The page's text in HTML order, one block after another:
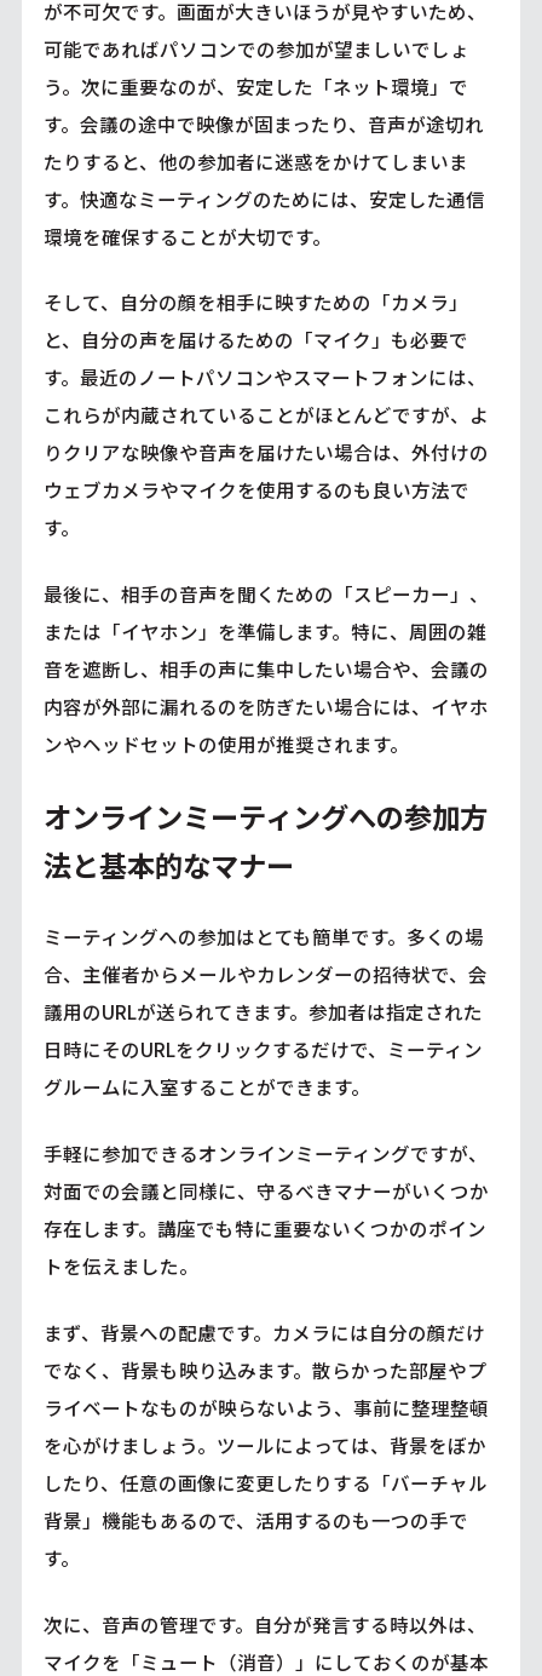
が不可欠です。画面が大きいほうが見やすいため、
可能であればパソコンでの参加が望ましいでしょ
う。次に重要なのが、安定した「ネット環境」で
す。会議の途中で映像が固まったり、音声が途切れ
たりすると、他の参加者に迷惑をかけてしまいま
す。快適なミーティングのためには、安定した通信
環境を確保することが大切です。
そして、自分の顔を相手に映すための「カメラ」
と、自分の声を届けるための「マイク」も必要で
す。最近のノートパソコンやスマートフォンには、
これらが内蔵されていることがほとんどですが、よ
りクリアな映像や音声を届けたい場合は、外付けの
ウェブカメラやマイクを使用するのも良い方法で
す。
最後に、相手の音声を聞くための「スピーカー」、
または「イヤホン」を準備します。特に、周囲の雑
音を遮断し、相手の声に集中したい場合や、会議の
内容が外部に漏れるのを防ぎたい場合には、イヤホ
ンやヘッドセットの使用が推奨されます。
オンラインミーティングへの参加方
法と基本的なマナー
ミーティングへの参加はとても簡単です。多くの場
合、主催者からメールやカレンダーの招待状で、会
議用のURLが送られてきます。参加者は指定された
日時にそのURLをクリックするだけで、ミーティン
グルームに入室することができます。
手軽に参加できるオンラインミーティングですが、
対面での会議と同様に、守るべきマナーがいくつか
存在します。講座でも特に重要ないくつかのポイン
トを伝えました。
まず、背景への配慮です。カメラには自分の顔だけ
でなく、背景も映り込みます。散らかった部屋やプ
ライベートなものが映らないよう、事前に整理整頓
を心がけましょう。ツールによっては、背景をぼか
したり、任意の画像に変更したりする「バーチャル
背景」機能もあるので、活用するのも一つの手で
す。
次に、音声の管理です。自分が発言する時以外は、
マイクを「ミュート（消音）」にしておくのが基本